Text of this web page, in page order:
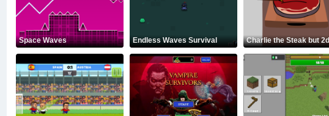
Space Waves Endless Waves Survival Charlie the Steak but 2d